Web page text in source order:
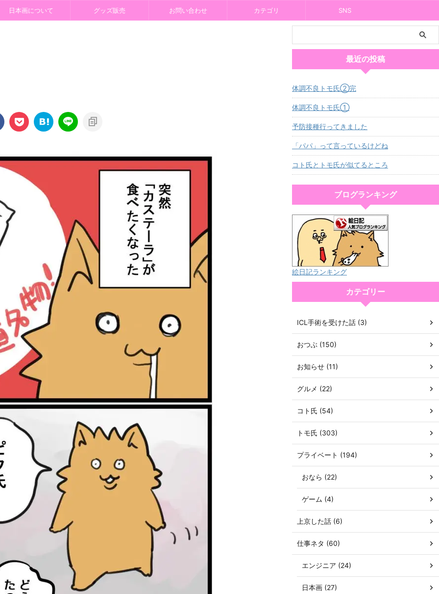
日本画について グッズ販売 お問い合わせ カテゴリ SNS
最近の投稿
体調不良トモ氏②完
体調不良トモ氏①
予防接種行ってきました
「パパ」って言っているけどね
コト氏とトモ氏が似てるところ
ブログランキング
絵日記ランキング
カテゴリー
ICL手術を受けた話 (3)
おつぶ (150)
お知らせ (11)
グルメ (22)
コト氏 (54)
トモ氏 (303)
プライベート (194)
おなら (22)
ゲーム (4)
上京した話 (6)
仕事ネタ (60)
エンジニア (24)
日本画 (27)